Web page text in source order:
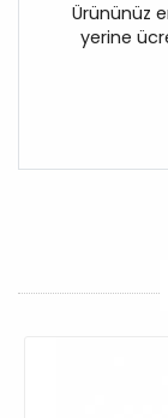
Ürününüz
yerine